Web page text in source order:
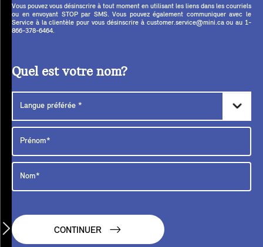
Vous pouvez vous désinscrire à tout moment en utilisant les liens dans les courriels
ou en envoyant STOP par SMS. Vous pouvez également communiquer avec le
Service à la clientèle pour vous désinscrire à customer.service@mini.ca ou au 1-
866-378-6464.
Quel est votre nom?
CONTINUER